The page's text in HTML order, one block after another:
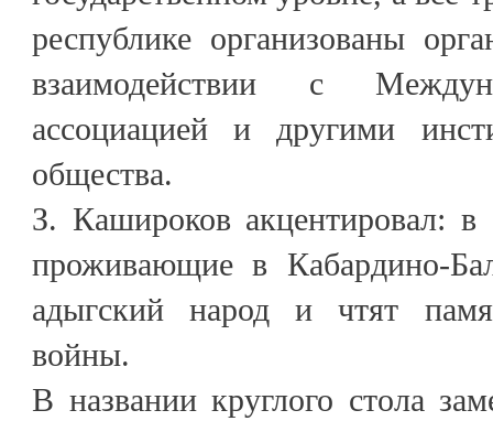
республике организованы
взаимодействии с
ассоциацией и другими
общества.
З. Кашироков акцентировал: в
проживающие в Кабардино-
адыгский народ и чтят
войны.
В названии круглого стола